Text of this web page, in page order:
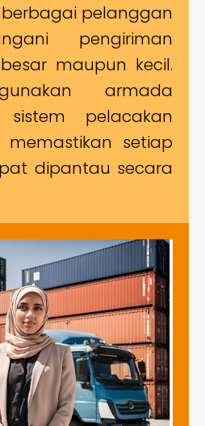
pelanggan
pengiriman
maupun kecil.
armada
pelacakan
setiap
dipantau secara